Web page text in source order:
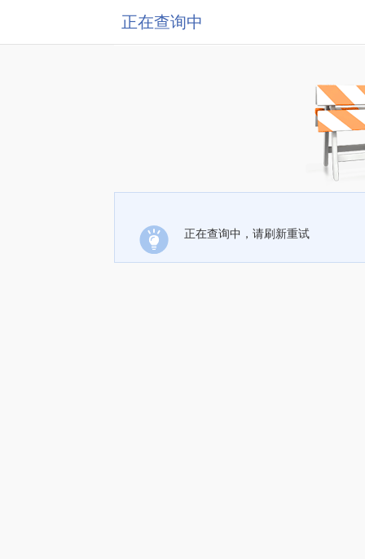
正在查询中
正在查询中，请刷新重试